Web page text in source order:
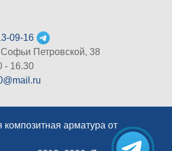
09-16
Петровской, 38
- 16.30
композитная арматура от